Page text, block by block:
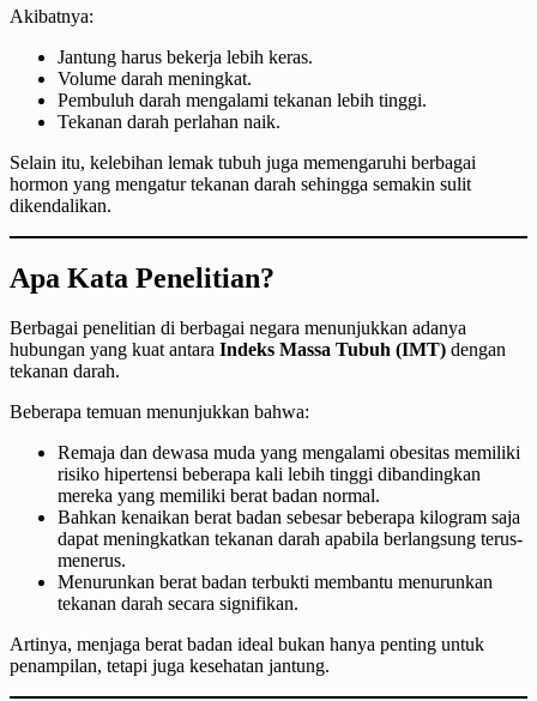
Akibatnya:
Jantung harus bekerja lebih keras.
Volume darah meningkat.
Pembuluh darah mengalami tekanan lebih tinggi.
Tekanan darah perlahan naik.
Selain itu, kelebihan lemak tubuh juga memengaruhi berbagai
hormon yang mengatur tekanan darah sehingga semakin sulit
dikendalikan.
Apa Kata Penelitian?
Berbagai penelitian di berbagai negara menunjukkan adanya
hubungan yang kuat antara Indeks Massa Tubuh (IMT) dengan
tekanan darah.
Beberapa temuan menunjukkan bahwa:
Remaja dan dewasa muda yang mengalami obesitas memiliki
risiko hipertensi beberapa kali lebih tinggi dibandingkan
mereka yang memiliki berat badan normal.
Bahkan kenaikan berat badan sebesar beberapa kilogram saja
dapat meningkatkan tekanan darah apabila berlangsung terus-
menerus.
Menurunkan berat badan terbukti membantu menurunkan
tekanan darah secara signifikan.
Artinya, menjaga berat badan ideal bukan hanya penting untuk
penampilan, tetapi juga kesehatan jantung.